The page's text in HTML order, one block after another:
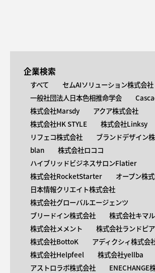
企業検索
すべて
セムAIソリューション株式会社
一般社団法人日本色相推命学会
株式会社Marsdy
アクア株式会社
株式会社HK STYLE
株式会社Linksy
リフェコ株式会社
ブランドデザイン
blan
株式会社ロココ
ハイブリッドビジネスサロンFlatier
株式会社RocketStarter
オープン株
日本情報クリエイト株式会社
株式会社グローバルエージェンツ
ブリードイン株式会社
株式会社キマ
株式会社メメント
株式会社ランドピア
株式会社BottoK
アディクシィ株式会
株式会社Helpfeel
株式会社yellba
アストロラボ株式会社
ENECHANGE